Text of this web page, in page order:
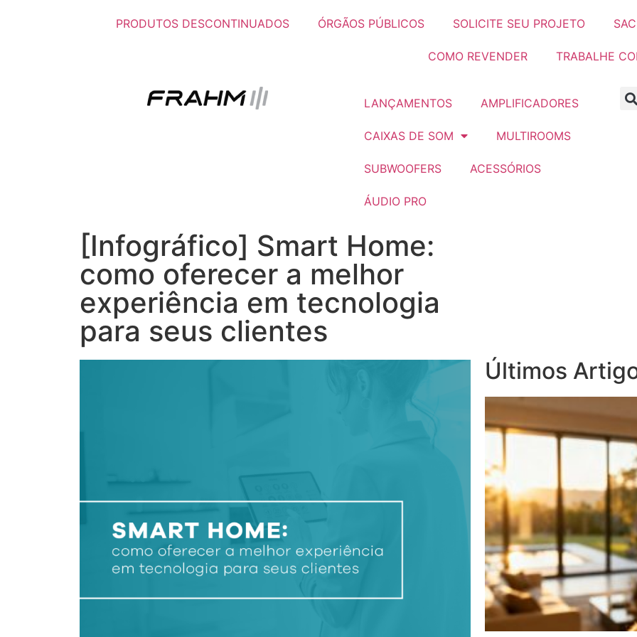
PRODUTOS DESCONTINUADOS ÓRGÃOS PÚBLICOS SOLICITE SEU PROJETO SAC
COMO REVENDER TRABALHE
LANÇAMENTOS AMPLIFICADORES
CAIXAS DE SOM MULTIROOMS
SUBWOOFERS ACESSÓRIOS
ÁUDIO PRO
[Infográfico] Smart Home:
como oferecer a melhor
experiência em tecnologia
para seus clientes
Últimos